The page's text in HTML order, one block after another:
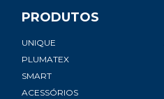
PRODUTOS
UNIQUE
PLUMATEX
SMART
ACESSÓRIOS